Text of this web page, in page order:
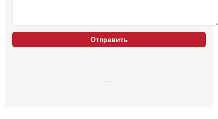
Отправить
…